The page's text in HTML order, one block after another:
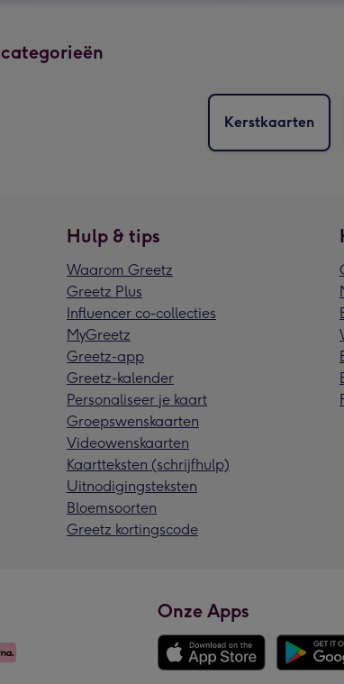
Kerstkaarten
Hulp & tips
Waarom Greetz
Greetz Plus
Influencer co-collecties
MyGreetz
Greetz-app
Greetz-kalender
Personaliseer je kaart
Groepswenskaarten
Videowenskaarten
Kaartteksten (schrijfhulp)
Uitnodigingsteksten
Bloemsoorten
Greetz kortingscode
Onze Apps